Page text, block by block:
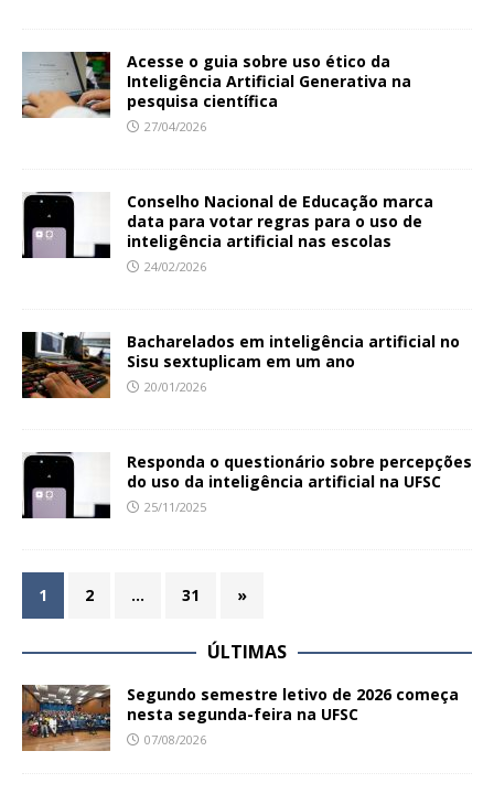
Acesse o guia sobre uso ético da
Inteligência Artificial Generativa na
pesquisa científica
27/04/2026
Conselho Nacional de Educação marca
data para votar regras para o uso de
inteligência artificial nas escolas
24/02/2026
Bacharelados em inteligência artificial no
Sisu sextuplicam em um ano
20/01/2026
Responda o questionário sobre percepções
do uso da inteligência artificial na UFSC
25/11/2025
1 2 … 31 »
ÚLTIMAS
Segundo semestre letivo de 2026 começa
nesta segunda-feira na UFSC
07/08/2026